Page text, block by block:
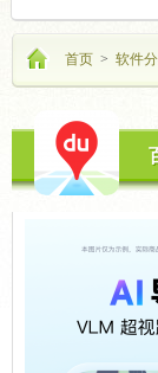
首页 > 软件